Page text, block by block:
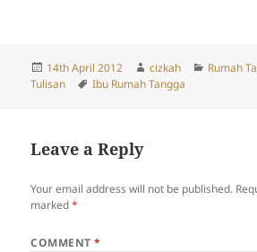
Posted
on
14th April 2012 Author
cizkah Rumah
Tulisan
Tags
Ibu Rumah Tangga
Leave a Reply
Your email address will not be published.
marked*
COMMENT*